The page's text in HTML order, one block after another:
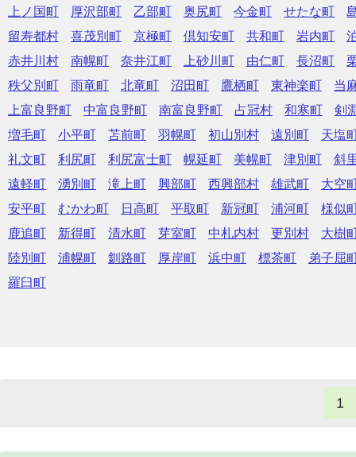
上ノ国町
厚沢部町 乙部町 奥尻町 今金町 せたな町
留寿都村
喜茂別町 京極町 倶知安町 共和町 岩内町
赤井川村
南幌町 奈井江町 上砂川町 由仁町 長沼町
秩父別町
雨竜町 北竜町 沼田町 鷹栖町 東神楽町
当
上富良野町
中富良野町 南富良野町 占冠村 和寒町
剣
増毛町
小平町 苫前町 羽幌町 初山別村 遠別町
天塩
礼文町
利尻町 利尻富士町 幌延町 美幌町 津別町
斜
遠軽町
湧別町 滝上町 興部町 西興部村 雄武町
大空
安平町
むかわ町 日高町 平取町 新冠町 浦河町
様似
鹿追町
新得町 清水町 芽室町 中札内村 更別村
大樹
陸別町
浦幌町 釧路町 厚岸町 浜中町 標茶町
弟子屈
羅臼町
1